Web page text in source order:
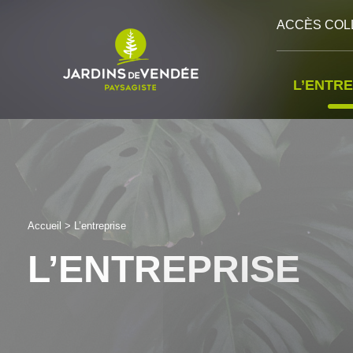
ACCÈS
Accueil > L’entreprise
L’ENTREPRISE